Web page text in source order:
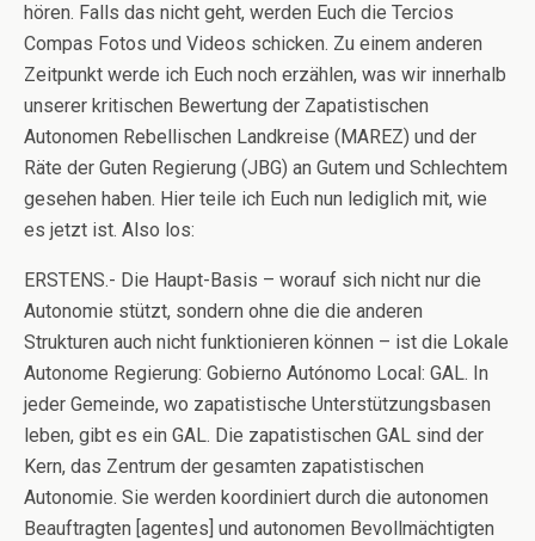
hören. Falls das nicht geht, werden Euch die Tercios
Compas Fotos und Videos schicken. Zu einem anderen
Zeitpunkt werde ich Euch noch erzählen, was wir innerhalb
unserer kritischen Bewertung der Zapatistischen
Autonomen Rebellischen Landkreise (MAREZ) und der
Räte der Guten Regierung (JBG) an Gutem und Schlechtem
gesehen haben. Hier teile ich Euch nun lediglich mit, wie
es jetzt ist. Also los:
ERSTENS.- Die Haupt-Basis – worauf sich nicht nur die
Autonomie stützt, sondern ohne die die anderen
Strukturen auch nicht funktionieren können – ist die Lokale
Autonome Regierung: Gobierno Autónomo Local: GAL. In
jeder Gemeinde, wo zapatistische Unterstützungsbasen
leben, gibt es ein GAL. Die zapatistischen GAL sind der
Kern, das Zentrum der gesamten zapatistischen
Autonomie. Sie werden koordiniert durch die autonomen
Beauftragten [agentes] und autonomen Bevollmächtigten